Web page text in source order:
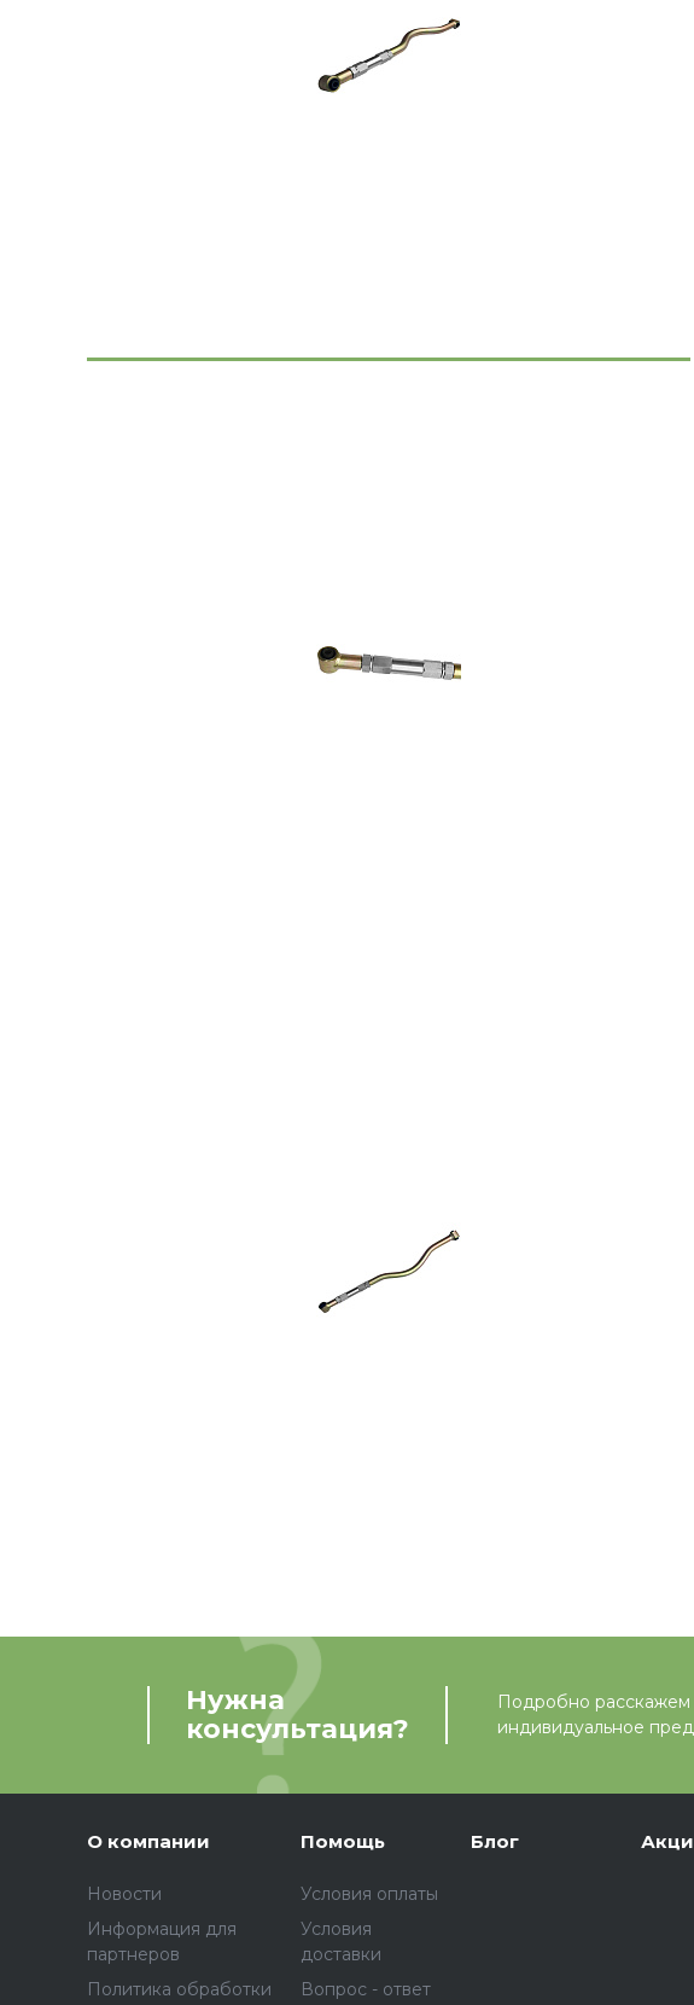
Нужна
консультация?
Подробно расскажем
индивидуальное
О компании
Новости
Информация для
партнеров
Политика обработки
Помощь
Условия оплаты
Условия
доставки
Вопрос - ответ
Блог